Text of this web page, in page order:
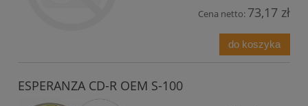
Cena netto: 73,17 zł
do koszyka
ESPERANZA CD-R OEM S-100